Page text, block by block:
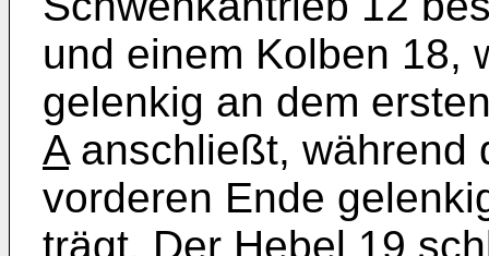
und einem Kolben 18,
gelenkig an dem
Aanschließt, während
vorderen Ende
trägt. Der Hebel 19